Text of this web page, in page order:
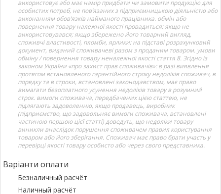
використовує або має намір придбати чи замовити продукцію для
особистих потреб, не пов’язаних з підприємницькою діяльністю або
виконанням обов’язків найманого працівника. обмін або
повернення товару належної якості провадиться: якщо не
використовувався; якщо збережено його товарний вигляд,
споживчі властивості, пломби, ярлики; на підставі розрахунковий
документ, виданий споживачеві разом з проданим товаром. умови
обміну / повернення товару неналежної якості стаття 8. Згідно із
законом України «про захист прав споживачів»: в разі виявлення
протягом встановленого гарантійного строку недоліків споживач, в
порядку та в строки, встановлені законодавством, має право
вимагати безоплатного усунення недоліків товару в розумний
строк. вимоги споживача, передбачених цією статтею, не
підлягають задоволенню, якщо продавець, виробник
(підприємство, що задовольняє вимоги споживача, встановлені
частиною першою цієї статті) доведуть, що недоліки товару
виникли внаслідок порушення споживачем правил користування
товаром або його зберігання. Споживач має право брати участь у
перевірці якості товару особисто або через свого представника.
Варіанти оплати
Безналичный расчёт
Наличный расчёт